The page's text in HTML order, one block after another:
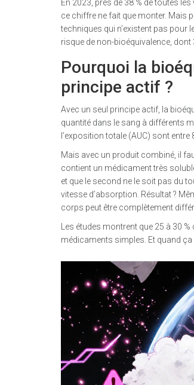
En 2023, près de 38 % de toutes
ce chiffre ne fait que monter. Mais
techniques qui n’existent pas
risque de non-bioéquivalence,
Pourquoi la
principe actif ?
Avec un seul principe actif, la
quantité dans le sang à différents
l’exposition totale (AUC) sont entre
Mais avec un produit combiné, il
contient un médicament très
et que le second ne le soit pas du
vitesse d’absorption. Résultat ?
corps peut être complètement
Les études montrent que 25 à 30
médicaments simples. Et quand